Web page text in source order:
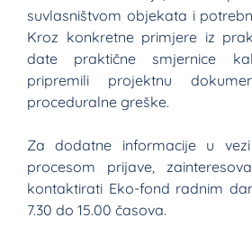
suvlasništvom objekata i
Kroz konkretne primjere iz
date praktične smjernice
pripremili projektnu
proceduralne greške.
Za dodatne informacije u
procesom prijave,
kontaktirati Eko-fond radnim
7.30 do 15.00 časova.